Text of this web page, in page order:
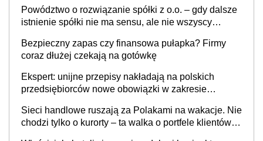
Powództwo o rozwiązanie spółki z o.o. – gdy dalsze
istnienie spółki nie ma sensu, ale nie wszyscy
Bezpieczny zapas czy finansowa pułapka? Firmy
coraz dłużej czekają na gotówkę
Ekspert: unijne przepisy nakładają na polskich
przedsiębiorców nowe obowiązki w zakresie
Sieci handlowe ruszają za Polakami na wakacje. Nie
chodzi tylko o kurorty – ta walka o portfele klientów